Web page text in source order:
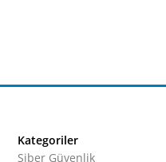
Kategoriler
Siber Güvenlik